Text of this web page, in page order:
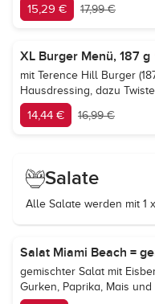
15,29 € 17,99 €
XL Burger Menü, 187 g
mit Terence Hill Burger
Hausdressing, dazu
14,44 € 16,99 €
Salate
Alle Salate werden mit 1
Salat Miami Beach =
gemischter Salat mit
Gurken, Paprika, Mais